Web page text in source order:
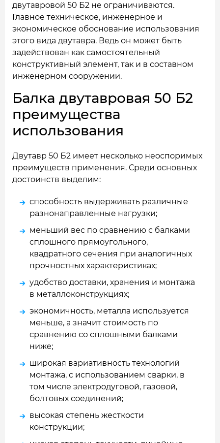
двутавровой 50 Б2 не ограничиваются.
Главное техническое, инженерное и
экономическое обоснование использования
этого вида двутавра. Ведь он может быть
задействован как самостоятельный
конструктивный элемент, так и в составном
инженерном сооружении.
Балка двутавровая 50 Б2
преимущества
использования
Двутавр 50 Б2 имеет несколько неоспоримых
преимуществ применения. Среди основных
достоинств выделим:
способность выдерживать различные
разнонаправленные нагрузки;
меньший вес по сравнению с балками
сплошного прямоугольного,
квадратного сечения при аналогичных
прочностных характеристиках;
удобство доставки, хранения и монтажа
в металлоконструкциях;
экономичность, металла используется
меньше, а значит стоимость по
сравнению со сплошными балками
ниже;
широкая вариативность технологий
монтажа, с использованием сварки, в
том числе электродуговой, газовой,
болтовых соединений;
высокая степень жесткости
конструкции;